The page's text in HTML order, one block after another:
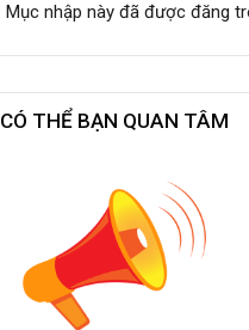
Mục nhập này đã được đăng
CÓ THỂ BẠN QUAN TÂM